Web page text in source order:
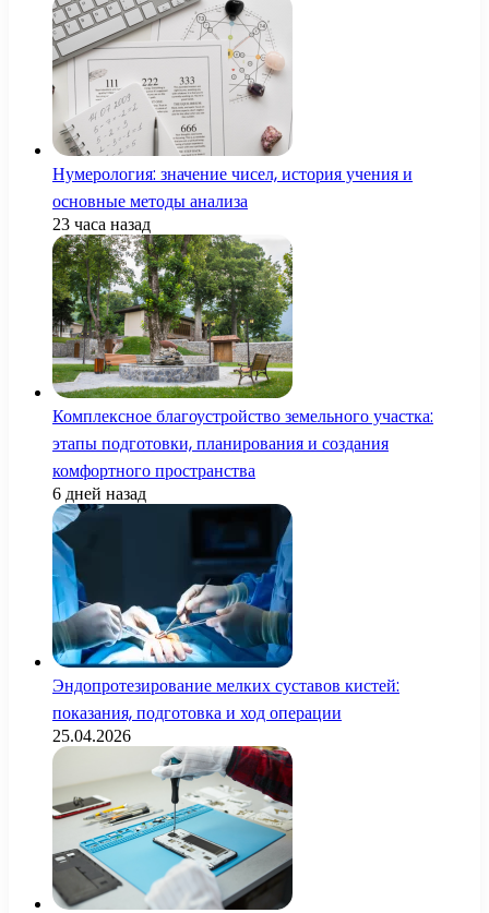
Нумерология: значение чисел, история учения и
основные методы анализа
23 часа назад
Комплексное благоустройство земельного участка:
этапы подготовки, планирования и создания
комфортного пространства
6 дней назад
Эндопротезирование мелких суставов кистей:
показания, подготовка и ход операции
25.04.2026